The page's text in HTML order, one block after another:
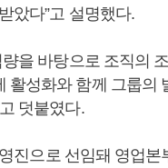
았다”고 설명했다.
을 바탕으로 조직의
활성화와 함께 그룹의
덧붙였다.
진으로 선임돼 영업본